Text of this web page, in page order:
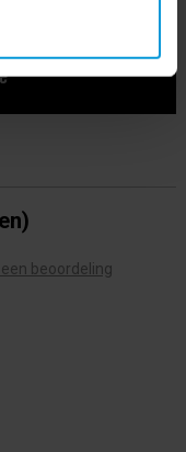
beoordeling